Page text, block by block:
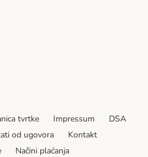
tvrtke Impressum
DSA
od ugovora
Kontakt
Načini plaćanja